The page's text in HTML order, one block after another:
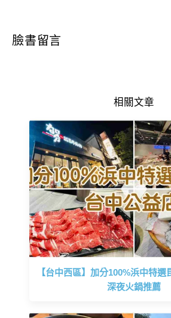
臉書留言
相關文章
【台中西區】加分100%浜中特
深夜火鍋推薦